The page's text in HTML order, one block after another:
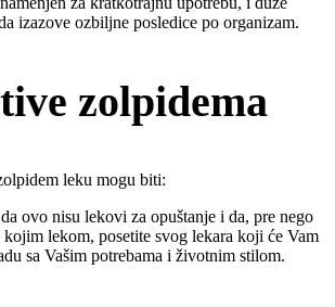
izazove ozbiljne posledice po organizam.
zolpidema
leku mogu biti:
ovo nisu lekovi za opuštanje i da, pre nego
kojim lekom, posetite svog lekara koji će Vam
sa Vašim potrebama i životnim stilom.